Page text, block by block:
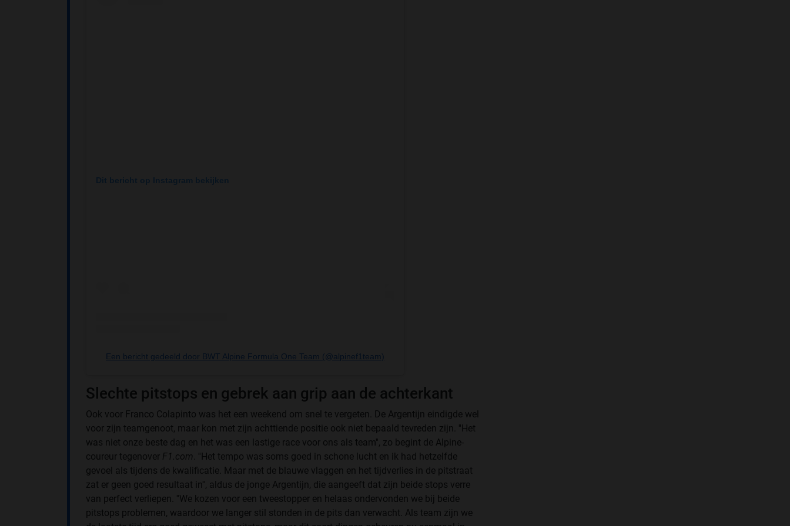
Dit bericht op Instagram bekijken
Een bericht gedeeld door BWT Alpine Formula One Team (@alpinef1team)
Slechte pitstops en gebrek aan grip aan de achterkant
Ook voor Franco Colapinto was het een weekend om snel te vergeten. De Argentijn eindigde wel
voor zijn teamgenoot, maar kon met zijn achttiende positie ook niet bepaald tevreden zijn. ''Het
was niet onze beste dag en het was een lastige race voor ons als team'', zo begint de Alpine-
coureur tegenover F1.com . ''Het tempo was soms goed in schone lucht en ik had hetzelfde
gevoel als tijdens de kwalificatie. Maar met de blauwe vlaggen en het tijdverlies in de pitstraat
zat er geen goed resultaat in'', aldus de jonge Argentijn, die aangeeft dat zijn beide stops verre
van perfect verliepen. ''We kozen voor een tweestopper en helaas ondervonden we bij beide
pitstops problemen, waardoor we langer stil stonden in de pits dan verwacht. Als team zijn we